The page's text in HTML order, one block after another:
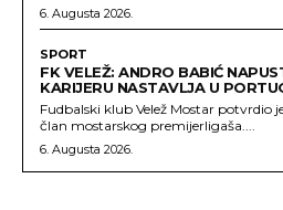
6. Augusta 2026.
SPORT
FK VELEŽ: ANDRO BABIĆ
KARIJERU NASTAVLJA U
Fudbalski klub Velež Mostar potvrdio
član mostarskog premijerligaša....
6. Augusta 2026.